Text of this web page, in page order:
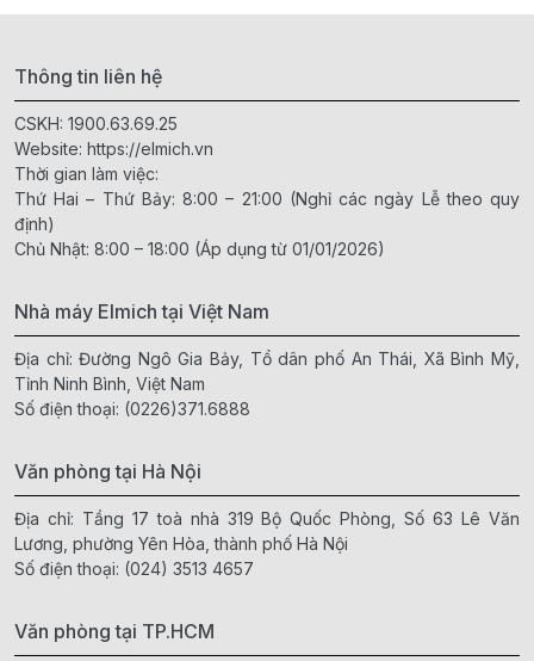
Thông tin liên hệ
CSKH: 1900.63.69.25
Website: https://elmich.vn
Thời gian làm việc:
Thứ Hai – Thứ Bảy: 8:00 – 21:00 (Nghỉ các ngày Lễ theo quy
định)
Chủ Nhật: 8:00 – 18:00 (Áp dụng từ 01/01/2026)
Nhà máy Elmich tại Việt Nam
Địa chỉ: Đường Ngô Gia Bảy, Tổ dân phố An Thái, Xã Bình Mỹ,
Tỉnh Ninh Bình, Việt Nam
Số điện thoại: (0226)371.6888
Văn phòng tại Hà Nội
Địa chỉ: Tầng 17 toà nhà 319 Bộ Quốc Phòng, Số 63 Lê Văn
Lương, phường Yên Hòa, thành phố Hà Nội
Số điện thoại: (024) 3513 4657
Văn phòng tại TP.HCM